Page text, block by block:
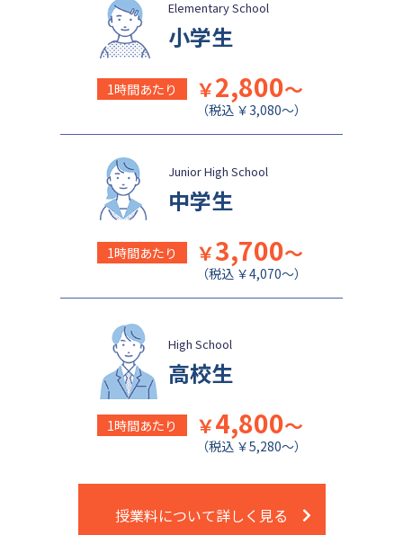
成城学園中学校 日本大学豊山中学校
Elementary School
小学生
1時間あたり ￥2,800～
（税込 ￥3,080～）
Junior High School
中学生
1時間あたり ￥3,700～
（税込 ￥4,070～）
High School
高校生
1時間あたり ￥4,800～
（税込 ￥5,280～）
授業料について詳しく見る